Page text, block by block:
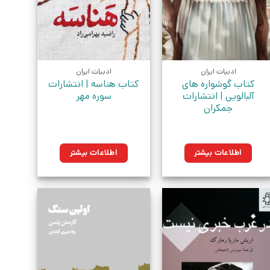
ادبیات ایران
کتاب گوشواره های
آلبالویی | انتشارات
جمکران
اطلاعات بیشتر
ادبیات ایران
کتاب هناسه | انتشارات
سوره مهر
اطلاعات بیشتر